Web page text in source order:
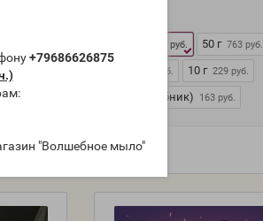
+79686626875
"Волшебное мыло"
1 329 руб. 50 г 763 руб.
465 руб. 10 г 229 руб.
5 мл (пробник) 163 руб.